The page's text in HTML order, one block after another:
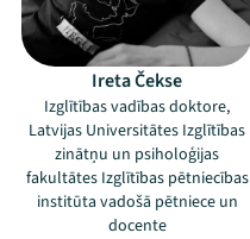
Ireta Čekse
Izglītības vadības doktore,
Latvijas Universitātes Izglītības
zinātņu un psiholoģijas
fakultātes Izglītības pētniecības
institūta vadošā pētniece un
docente